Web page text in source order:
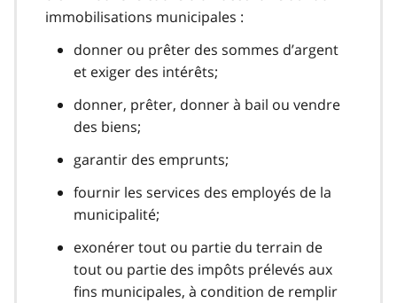
immobilisations municipales :
donner ou prêter des sommes d’argent
et exiger des intérêts;
donner, prêter, donner à bail ou vendre
des biens;
garantir des emprunts;
fournir les services des employés de la
municipalité;
exonérer tout ou partie du terrain de
tout ou partie des impôts prélevés aux
fins municipales, à condition de remplir